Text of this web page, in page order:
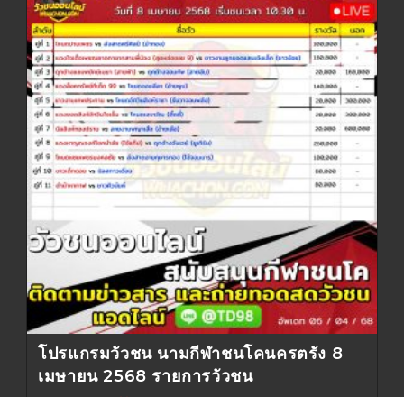
โปรแกรมวัวชน นามกีฬาชนโคนครตรัง 8
เมษายน 2568 รายการวัวชน